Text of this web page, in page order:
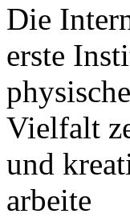
Die
erste
Vielfalt
und
arbeite